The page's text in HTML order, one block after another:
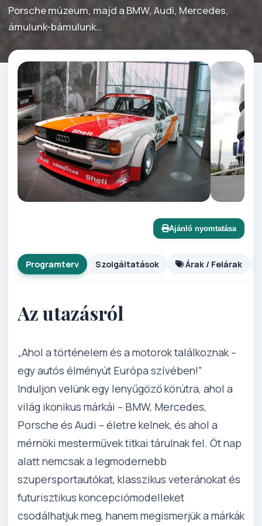
Porsche múzeum, majd a BMW, Audi, Mercedes,
ámulunk-bámulunk...
Ajánló nyomtatása
Programterv Szolgáltatások Árak / Felárak
Az utazásról
„Ahol a történelem és a motorok találkoznak –
egy autós élményút Európa szívében!”
Induljon velünk egy lenyűgöző körútra, ahol a
világ ikonikus márkái – BMW, Mercedes,
Porsche és Audi – életre kelnek, és ahol a
mérnöki mesterművek titkai tárulnak fel. Öt nap
alatt nemcsak a legmodernebb
szupersportautókat, klasszikus veteránokat és
futurisztikus koncepciómodelleket
csodálhatjuk meg, hanem megismerjük a márkák